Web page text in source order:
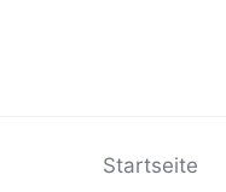
Startseite